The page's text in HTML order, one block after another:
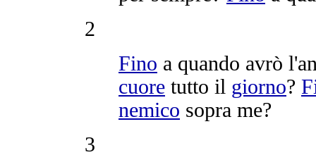
2
Fino a quando avrò l'
cuore tutto il giorno?
nemico sopra me?
3